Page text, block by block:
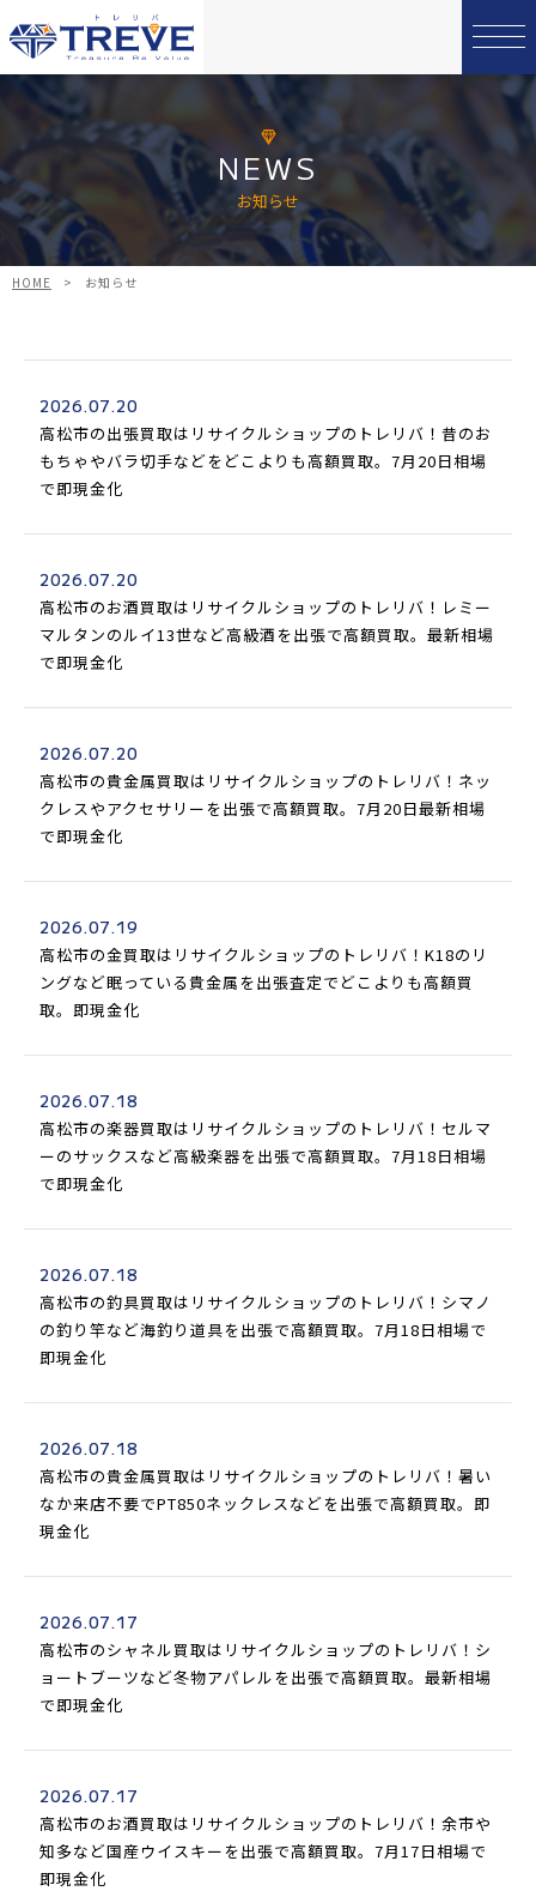
NEWS
お知らせ
HOME > お知らせ
2026.07.20
高松市の出張買取はリサイクルショップのトレリバ！昔のお
もちゃやバラ切手などをどこよりも高額買取。7月20日相場
で即現金化
2026.07.20
高松市のお酒買取はリサイクルショップのトレリバ！レミー
マルタンのルイ13世など高級酒を出張で高額買取。最新相場
で即現金化
2026.07.20
高松市の貴金属買取はリサイクルショップのトレリバ！ネッ
クレスやアクセサリーを出張で高額買取。7月20日最新相場
で即現金化
2026.07.19
高松市の金買取はリサイクルショップのトレリバ！K18のリ
ングなど眠っている貴金属を出張査定でどこよりも高額買
取。即現金化
2026.07.18
高松市の楽器買取はリサイクルショップのトレリバ！セルマ
ーのサックスなど高級楽器を出張で高額買取。7月18日相場
で即現金化
2026.07.18
高松市の釣具買取はリサイクルショップのトレリバ！シマノ
の釣り竿など海釣り道具を出張で高額買取。7月18日相場で
即現金化
2026.07.18
高松市の貴金属買取はリサイクルショップのトレリバ！暑い
なか来店不要でPT850ネックレスなどを出張で高額買取。即
現金化
2026.07.17
高松市のシャネル買取はリサイクルショップのトレリバ！シ
ョートブーツなど冬物アパレルを出張で高額買取。最新相場
で即現金化
2026.07.17
高松市のお酒買取はリサイクルショップのトレリバ！余市や
知多など国産ウイスキーを出張で高額買取。7月17日相場で
即現金化